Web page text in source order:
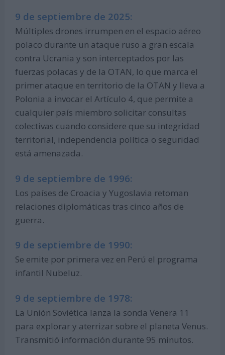
9 de septiembre de 2025:
Múltiples drones irrumpen en el espacio aéreo
polaco durante un ataque ruso a gran escala
contra Ucrania y son interceptados por las
fuerzas polacas y de la OTAN, lo que marca el
primer ataque en territorio de la OTAN y lleva a
Polonia a invocar el Artículo 4, que permite a
cualquier país miembro solicitar consultas
colectivas cuando considere que su integridad
territorial, independencia política o seguridad
está amenazada.
9 de septiembre de 1996:
Los países de Croacia y Yugoslavia retoman
relaciones diplomáticas tras cinco años de
guerra.
9 de septiembre de 1990:
Se emite por primera vez en Perú el programa
infantil Nubeluz.
9 de septiembre de 1978:
La Unión Soviética lanza la sonda Venera 11
para explorar y aterrizar sobre el planeta Venus.
Transmitió información durante 95 minutos.